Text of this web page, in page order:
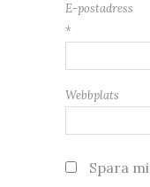
E-postadress
*
Webbplats
Spara